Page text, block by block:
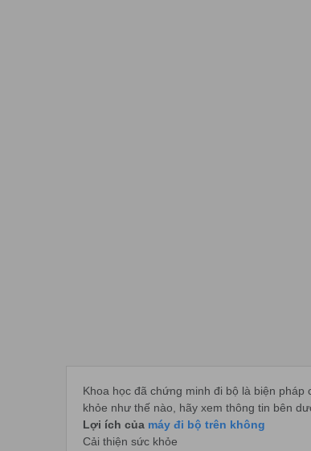
Khoa học đã chứng minh đi bộ là biện
khỏe như thế nào, hãy xem thông tin bên
Lợi ích của máy đi bộ trên không
Cải thiện sức khỏe